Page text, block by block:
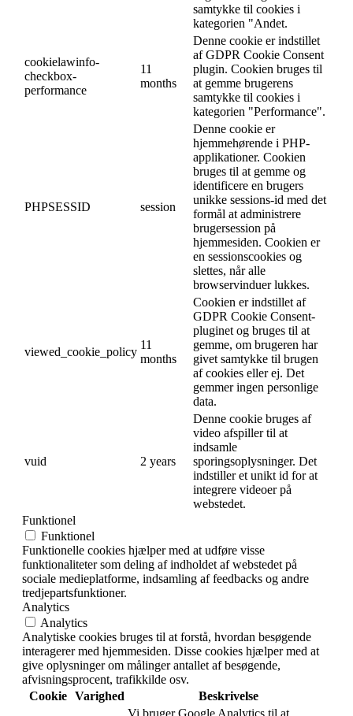
samtykke til cookies i
kategorien "Andet.
cookielawinfo-
checkbox-
performance
11
months
Denne cookie er indstillet
af GDPR Cookie Consent
plugin. Cookien bruges til
at gemme brugerens
samtykke til cookies i
kategorien "Performance".
PHPSESSID session
Denne cookie er
hjemmehørende i PHP-
applikationer. Cookien
bruges til at gemme og
identificere en brugers
unikke sessions-id med det
formål at administrere
brugersession på
hjemmesiden. Cookien er
en sessionscookies og
slettes, når alle
browservinduer lukkes.
viewed_cookie_policy
11
months
Cookien er indstillet af
GDPR Cookie Consent-
pluginet og bruges til at
gemme, om brugeren har
givet samtykke til brugen
af cookies eller ej. Det
gemmer ingen personlige
data.
vuid 2 years
Denne cookie bruges af
video afspiller til at
indsamle
sporingsoplysninger. Det
indstiller et unikt id for at
integrere videoer på
webstedet.
Funktionel
Funktionel
Funktionelle cookies hjælper med at udføre visse
funktionaliteter som deling af indholdet af webstedet på
sociale medieplatforme, indsamling af feedbacks og andre
tredjepartsfunktioner.
Analytics
Analytics
Analytiske cookies bruges til at forstå, hvordan besøgende
interagerer med hjemmesiden. Disse cookies hjælper med at
give oplysninger om målinger antallet af besøgende,
afvisningsprocent, trafikkilde osv.
Cookie Varighed
Beskrivelse
Vi bruger Google Analytics til at